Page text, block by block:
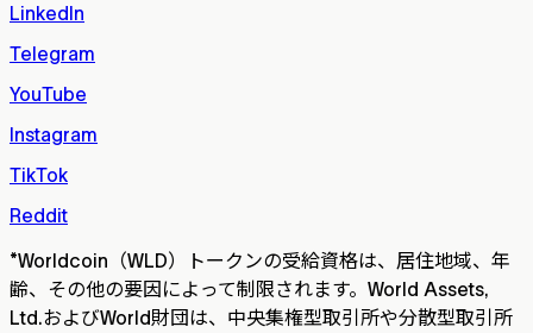
LinkedIn
Telegram
YouTube
Instagram
TikTok
Reddit
*Worldcoin（WLD）トークンの受給資格は、居住地域、年
齢、その他の要因によって制限されます。World Assets,
Ltd.およびWorld財団は、中央集権型取引所や分散型取引所